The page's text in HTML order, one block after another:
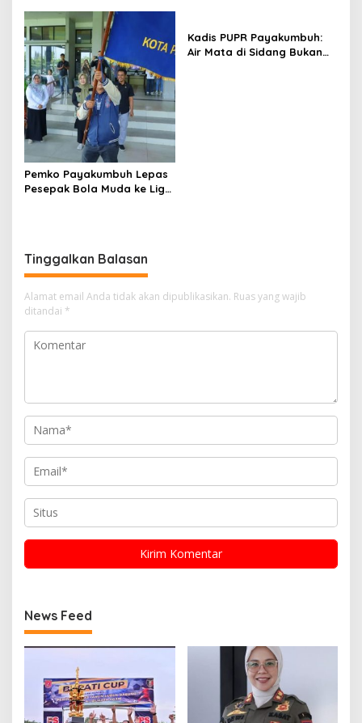
Pemerintahan dan
Sinkronisasi Kebijakan
Pemko Payakumbuh Lepas
Pesepak Bola Muda ke Liga
Kadis PUPR Payakumbuh:
Air Mata di Sidang Bukan
Tinggalkan Balasan
Alamat email Anda tidak akan dipublikasikan. Ruas yang wajib
ditandai *
News Feed